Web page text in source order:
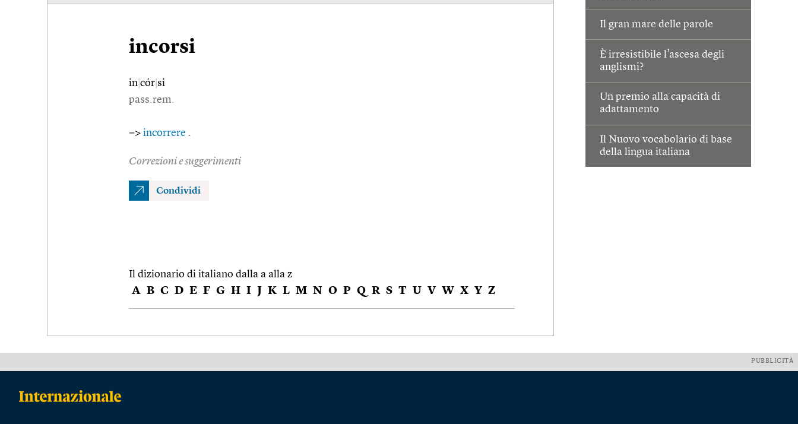
Il gran mare delle parole
È irresistibile l’ascesa degli
anglismi?
Un premio alla capacità di
adattamento
Il Nuovo vocabolario di base
della lingua italiana
incorsi
in cór si
pass.rem.
=> incorrere .
Correzioni e suggerimenti
Condividi
Il dizionario di italiano dalla a alla z
A B C D E F G H I J K L M N O P Q R S T U V W X Y Z
PUBBLICITÀ